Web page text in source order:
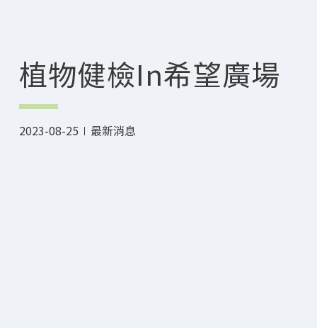
植物健檢in希望廣場
2023-08-25 最新消息